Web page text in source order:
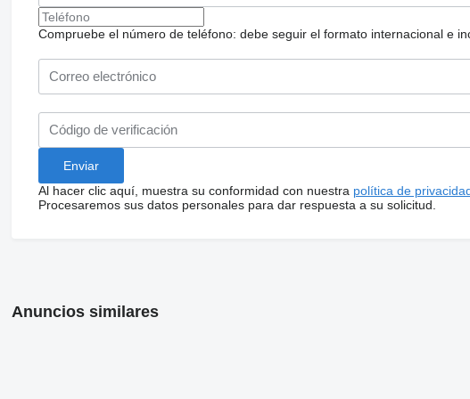
Compruebe el número de teléfono: debe seguir el formato internacional e
Al hacer clic aquí, muestra su conformidad con nuestra política de
Procesaremos sus datos personales para dar respuesta a su solicitud.
Anuncios similares